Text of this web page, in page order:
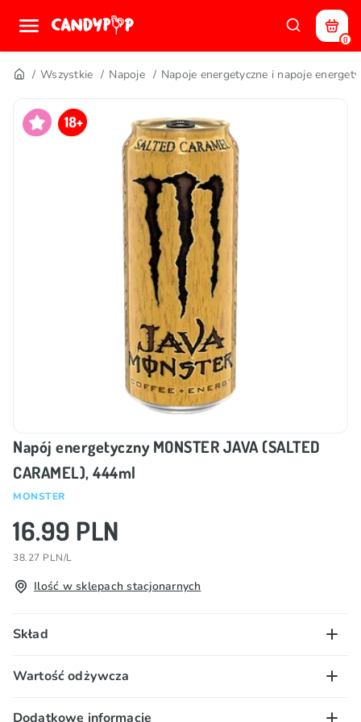
0
Wszystkie Napoje Napoje energetyczne i napoje
Napój energetyczny MONSTER JAVA (SALTED
CARAMEL), 444ml
MONSTER
16.99 PLN
38.27 PLN/L
Ilość w sklepach stacjonarnych
Skład
Zawiera cukier i substancję słodzącą. kawa (woda
ŚMIETANA, glukoza, tauryna, regulator kwasowości
Wartość odżywcza
100 g/ml:
Dodatkowe informacje